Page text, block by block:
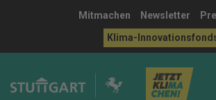
Mitmachen Newsletter
Klima-